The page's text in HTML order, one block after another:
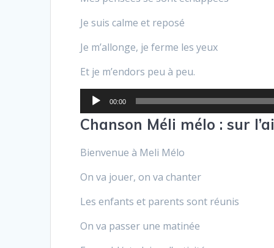
Je suis calme et reposé
Je m’allonge, je ferme les yeux
Et je m’endors peu à peu.
Lecteur
audio
00:00
Chanson Méli mélo : sur
Bienvenue à Meli Mélo
On va jouer, on va chanter
Les enfants et parents sont réunis
On va passer une matinée